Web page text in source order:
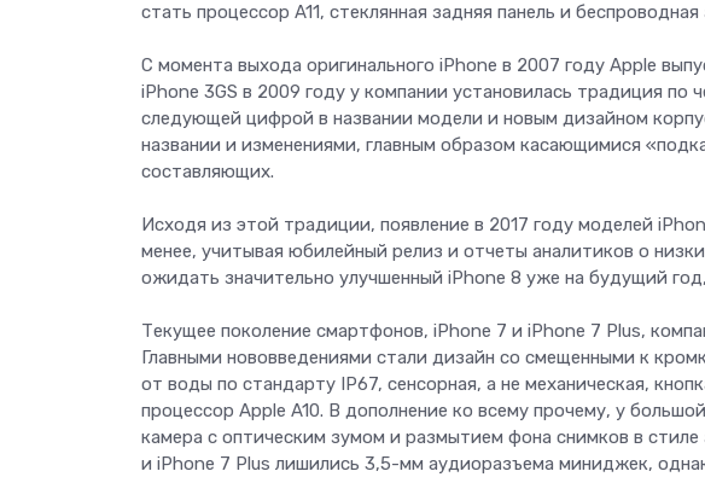
стать процессор A11, стеклянная задняя панель и беспроводная
С момента выхода оригинального iPhone в 2007 году Apple
iPhone 3GS в 2009 году у компании установилась традиция по
следующей цифрой в названии модели и новым дизайном
названии и изменениями, главным образом касающимися
составляющих.
Исходя из этой традиции, появление в 2017 году моделей
менее, учитывая юбилейный релиз и отчеты аналитиков о
ожидать значительно улучшенный iPhone 8 уже на будущий год,
Текущее поколение смартфонов, iPhone 7 и iPhone 7 Plus,
Главными нововведениями стали дизайн со смещенными к
от воды по стандарту IP67, сенсорная, а не механическая,
процессор Apple A10. В дополнение ко всему прочему, у
камера с оптическим зумом и размытием фона снимков в
и iPhone 7 Plus лишились 3,5-мм аудиоразъема миниджек,